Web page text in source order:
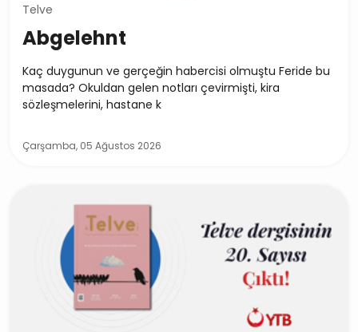
Telve
Abgelehnt
Kaç duygunun ve gerçeğin habercisi olmuştu Feride bu
masada? Okuldan gelen notları çevirmişti, kira
sözleşmelerini, hastane k
Çarşamba, 05 Ağustos 2026